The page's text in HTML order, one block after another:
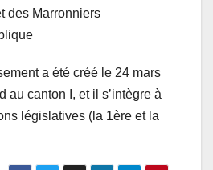
des Marronniers
a été créé le 24 mars
au canton I, et il s’intègre à
législatives (la 1ère et la